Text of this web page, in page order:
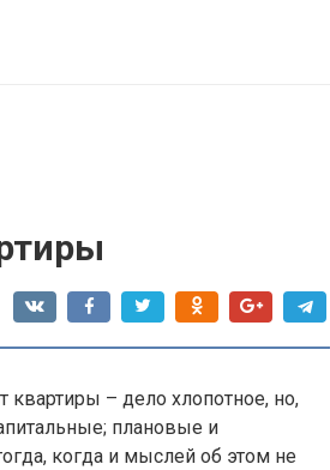
квартиры – дело хлопотное, но,
плановые и
когда и мыслей об этом не